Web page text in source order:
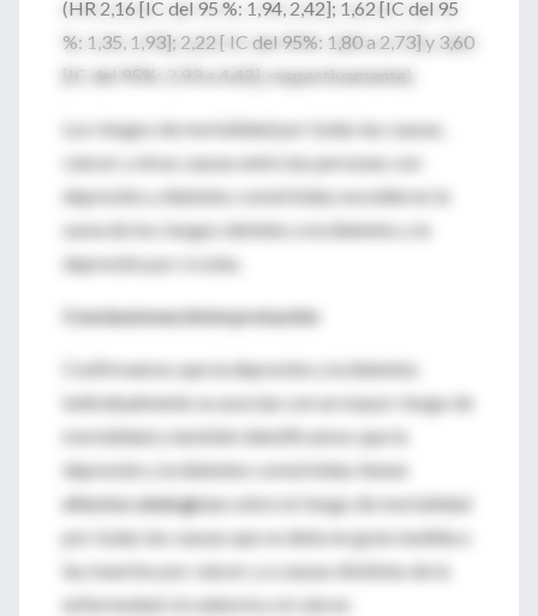
(HR 2,16 [IC del 95 %: 1,94, 2,42]; 1,62 [IC del 95
%: 1,35, 1,93]; 2,22 [ IC del 95%: 1,80 a 2,73] y 3,60
[IC del 95%: 2,93 a 4,42], respectivamente).
Los riesgos de mortalidad por todas las causas,
cáncer y otras causas entre las personas con
depresión y diabetes comórbidas excedieron la
suma de los riesgos debidos a la diabetes y la
depresión por sí solas.
Conclusiones/interpretación
Confirmamos que la depresión y la diabetes
individualmente se asocian con un mayor riesgo de
mortalidad y también identificamos que la
depresión y la diabetes comórbidas tienen
efectos sinérgicossobre el riesgo de mortalidad
por todas las causas que se debe en gran medida a
las muertes por cáncer y a causas distintas de la
enfermedad circulatoria y el cáncer.